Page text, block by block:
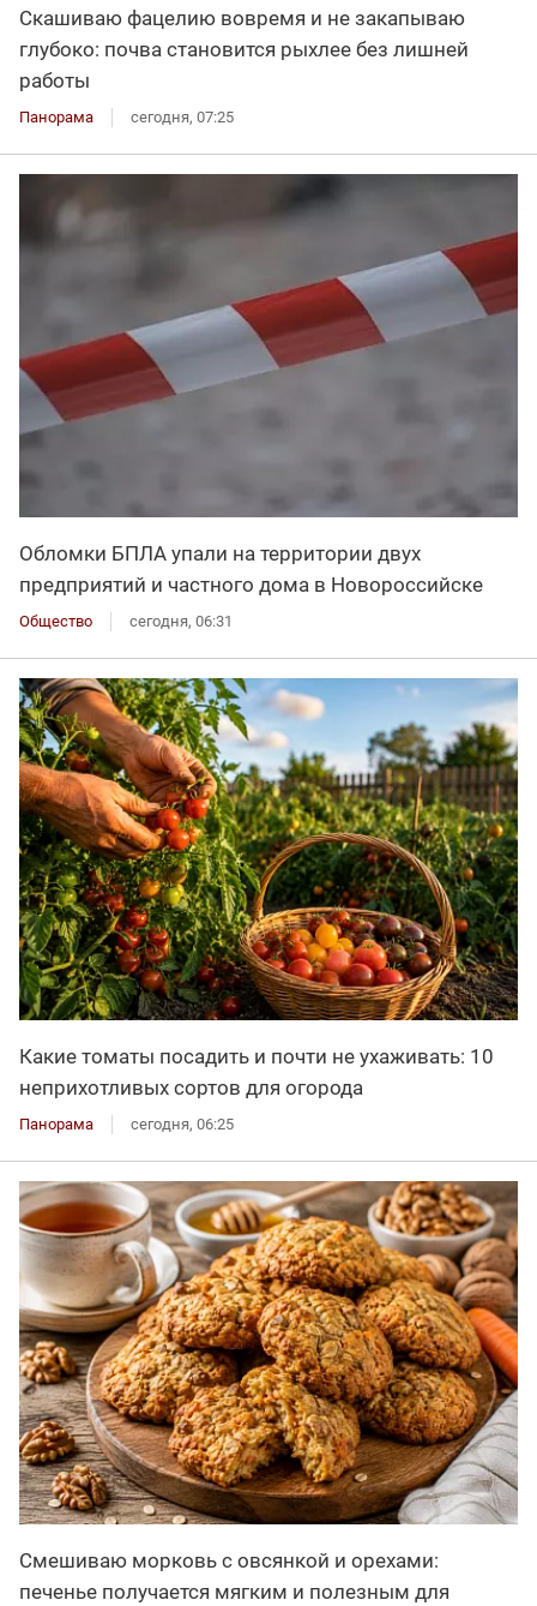
Скашиваю фацелию вовремя и не закапываю
глубоко: почва становится рыхлее без лишней
работы
Панорама сегодня, 07:25
Обломки БПЛА упали на территории двух
предприятий и частного дома в Новороссийске
Общество сегодня, 06:31
Какие томаты посадить и почти не ухаживать: 10
неприхотливых сортов для огорода
Панорама сегодня, 06:25
Смешиваю морковь с овсянкой и орехами:
печенье получается мягким и полезным для